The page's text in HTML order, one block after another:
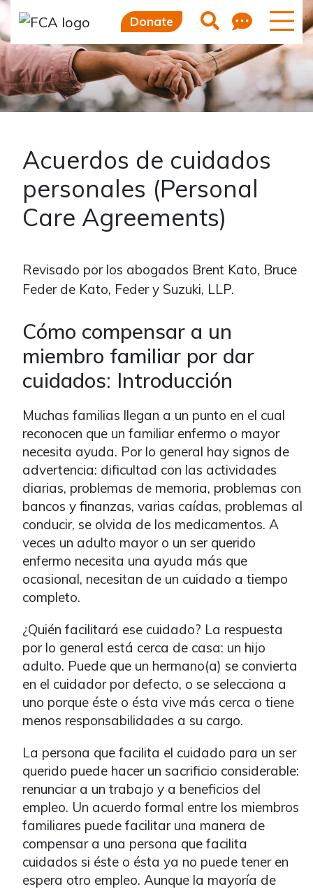
Skip to main content
Skip to sidebar options
Donate Search
Acuerdos de cuidados
personales (Personal
Care Agreements)
Revisado por los abogados Brent Kato, Bruce
Feder de Kato, Feder y Suzuki, LLP.
Cómo compensar a un
miembro familiar por dar
cuidados: Introducción
Muchas familias llegan a un punto en el cual
reconocen que un familiar enfermo o mayor
necesita ayuda. Por lo general hay signos de
advertencia: dificultad con las actividades
diarias, problemas de memoria, problemas con
bancos y finanzas, varias caídas, problemas al
conducir, se olvida de los medicamentos. A
veces un adulto mayor o un ser querido
enfermo necesita una ayuda más que
ocasional, necesitan de un cuidado a tiempo
completo.
¿Quién facilitará ese cuidado? La respuesta
por lo general está cerca de casa: un hijo
adulto. Puede que un hermano(a) se convierta
en el cuidador por defecto, o se selecciona a
uno porque éste o ésta vive más cerca o tiene
menos responsabilidades a su cargo.
La persona que facilita el cuidado para un ser
querido puede hacer un sacrificio considerable:
renunciar a un trabajo y a beneficios del
empleo. Un acuerdo formal entre los miembros
familiares puede facilitar una manera de
compensar a una persona que facilita
cuidados si éste o ésta ya no puede tener en
espera otro empleo. Aunque la mayoría de